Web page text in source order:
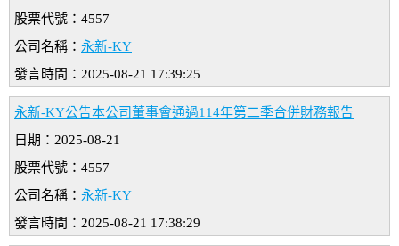
股票代號：4557
公司名稱： 永新-KY
發言時間：2025-08-21 17:39:25
永新-KY公告本公司董事會通過114年第二季合併財務報告
日期：2025-08-21
股票代號：4557
公司名稱： 永新-KY
發言時間：2025-08-21 17:38:29